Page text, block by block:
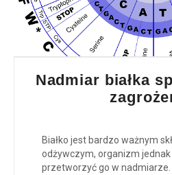
Nadmiar białka
Białko jest bardzo ważnym
odżywczym, organizm jednak
przetworzyć go w